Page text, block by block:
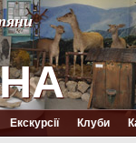
Екскурсії Клуби